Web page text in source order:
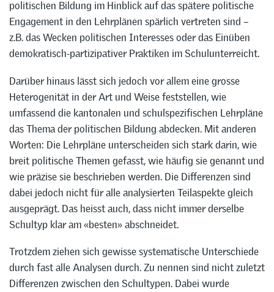
politischen Bildung im Hinblick auf das spätere politische
Engagement in den Lehrplänen spärlich vertreten sind –
z.B. das Wecken politischen Interesses oder das Einüben
demokratisch-partizipativer Praktiken im Schulunterreicht.
Darüber hinaus lässt sich jedoch vor allem eine grosse
Heterogenität in der Art und Weise feststellen, wie
umfassend die kantonalen und schulspezifischen Lehrpläne
das Thema der politischen Bildung abdecken. Mit anderen
Worten: Die Lehrpläne unterscheiden sich stark darin, wie
breit politische Themen gefasst, wie häufig sie genannt und
wie präzise sie beschrieben werden. Die Differenzen sind
dabei jedoch nicht für alle analysierten Teilaspekte gleich
ausgeprägt. Das heisst auch, dass nicht immer derselbe
Schultyp klar am «besten» abschneidet.
Trotzdem ziehen sich gewisse systematische Unterschiede
durch fast alle Analysen durch. Zu nennen sind nicht zuletzt
Differenzen zwischen den Schultypen. Dabei wurde